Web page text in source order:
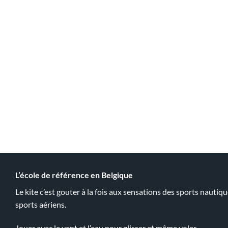
L’école de référence en Belgique
Le kite c’est gouter à la fois aux sensations des sports
sports aériens.